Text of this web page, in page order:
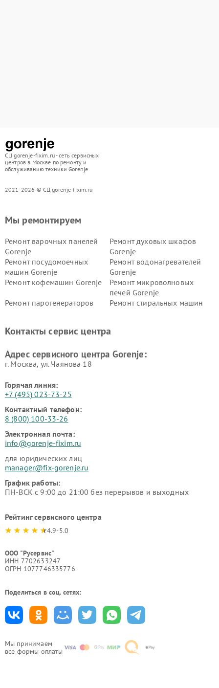
СЦ gorenje-fixim.ru - сеть сервисных
центров в Москве по ремонту и
обслуживанию техники Gorenje
2021-2026 © СЦ gorenje-fixim.ru
Мы принимаем
все формы оплаты
Мы ремонтируем
Ремонт варочных панелей
Gorenje
Ремонт духовых шкафов
Gorenje
Ремонт посудомоечных
машин Gorenje
Ремонт водонагревателей
Gorenje
Ремонт кофемашин Gorenje
Ремонт микроволновых
печей Gorenje
Ремонт парогенераторов
Ремонт стиральных машин
Контакты сервис центра
Адрес сервисного центра Gorenje:
г. Москва, ул. Чаянова 18
Горячая линия:
+7 (495) 023-73-25
Контактный телефон:
8 (800) 100-33-26
Электронная почта:
info@gorenje-fixim.ru
для юридических лиц
manager@fix-gorenje.ru
График работы:
ПН-ВСК с 9:00 до 21:00 без перерывов и выходных
Рейтинг сервисного центра
4.9-5.0
ООО "Русервис"
ИНН 7702633247
ОГРН 1077746335776
Поделиться в соц. сетях: